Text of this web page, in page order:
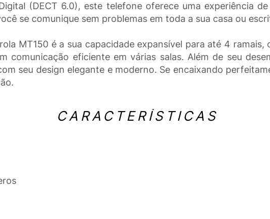
(DECT 6.0), este telefone oferece uma experiência
se comunique sem problemas em toda a sua casa ou
MT150 é a sua capacidade expansível para até 4
comunicação eficiente em várias salas. Além de seu
seu design elegante e moderno. Se encaixando
CARACTERÍSTICAS